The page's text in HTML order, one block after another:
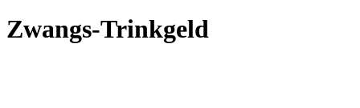
Zwangs-Trinkgeld